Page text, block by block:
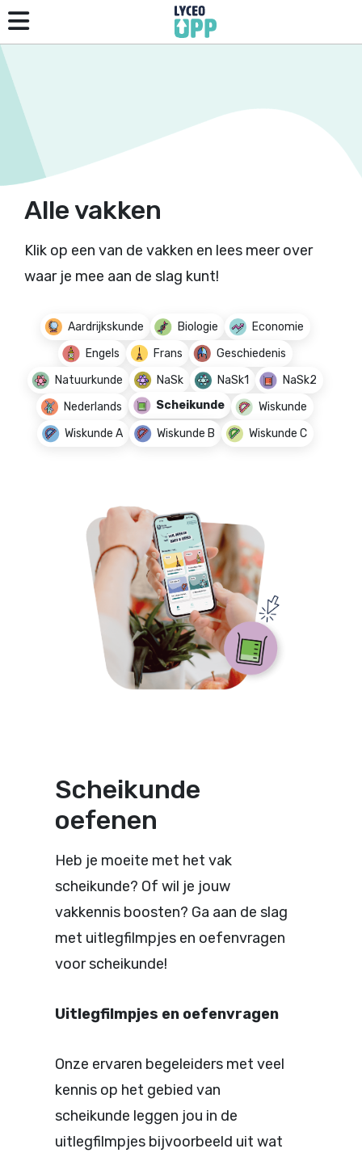
Alle vakken
Klik op een van de vakken en lees meer over
waar je mee aan de slag kunt!
Aardrijkskunde Biologie
Economie
Engels
Frans
Geschiedenis
Natuurkunde
NaSk NaSk1
NaSk2
Nederlands
Scheikunde
Wiskunde
Wiskunde A
Wiskunde B Wiskunde C
Scheikunde
oefenen
Heb je moeite met het vak
scheikunde? Of wil je jouw
vakkennis boosten? Ga aan de slag
met uitlegfilmpjes en oefenvragen
voor scheikunde!
Uitlegfilmpjes en oefenvragen
Onze ervaren begeleiders met veel
kennis op het gebied van
scheikunde leggen jou in de
uitlegfilmpjes bijvoorbeeld uit wat